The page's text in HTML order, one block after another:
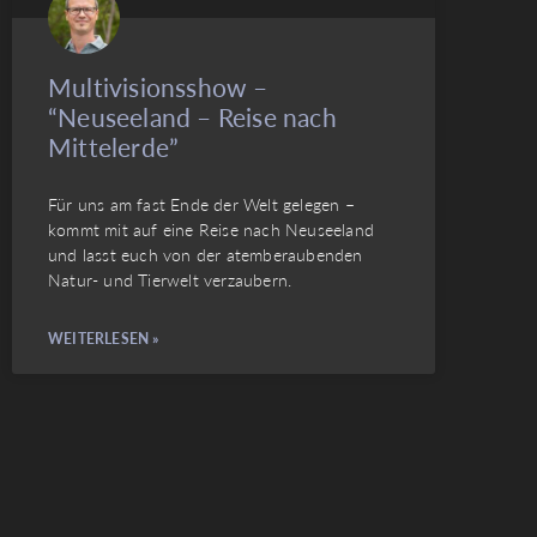
Multivisionsshow –
“Neuseeland – Reise nach
Mittelerde”
Für uns am fast Ende der Welt gelegen –
kommt mit auf eine Reise nach Neuseeland
und lasst euch von der atemberaubenden
Natur- und Tierwelt verzaubern.
WEITERLESEN »